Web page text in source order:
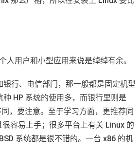
用户和小型应用来说是绰绰有余。
行、电信部门，那一般都是固定机型
HP 系统的使用多，而银行里则是
，要注意。至于学习方面，更推荐同
容易上手；很多平台上有关 Linux 的
系统都是很不错的。一台 x86 的机